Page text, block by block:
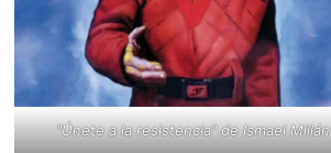
"Únete a la resistencia" de Ismael Millán